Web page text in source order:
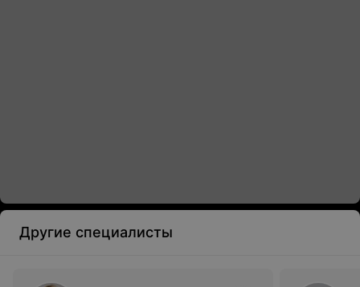
Другие специалисты